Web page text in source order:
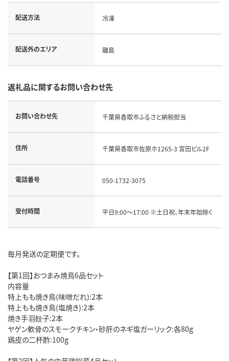
配送方法 冷凍
配送外のエリア 離島
返礼品に関するお問い合わせ先
お問い合わせ先 千葉県香取市ふるさと納税担当
住所 千葉県香取市佐原ホ1265-3 宮田ビル2F
電話番号 050-1732-3075
受付時間 平日9:00～17:00 ※土日祝、年末年始除く
毎月発送の定期便です。
【第1回】おつまみ焼鳥6品セット
内容量
特上もも焼き鳥(味噌だれ):2本
特上もも焼き鳥(塩焼き):2本
焼き手羽餃子:2本
ヤゲン軟骨のスモークチキン・砂肝のネギ塩ガーリック:各80g
鶏皮の二杯酢:100g